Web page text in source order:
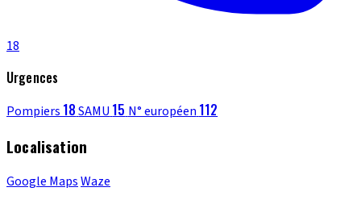
18
Urgences
Pompiers 18SAMU 15 N° européen 112
Localisation
Google MapsWaze